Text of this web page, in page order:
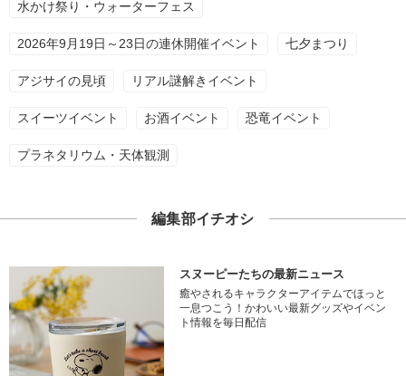
水かけ祭り・ウォーターフェス
2026年9月19日～23日の連休開催イベント 七夕まつり
アジサイの見頃 リアル謎解きイベント
スイーツイベント お酒イベント 恐竜イベント
プラネタリウム・天体観測
編集部イチオシ
スヌーピーたちの最新ニュース
癒やされるキャラクターアイテムでほっと
一息つこう！かわいい最新グッズやイベン
ト情報を毎日配信